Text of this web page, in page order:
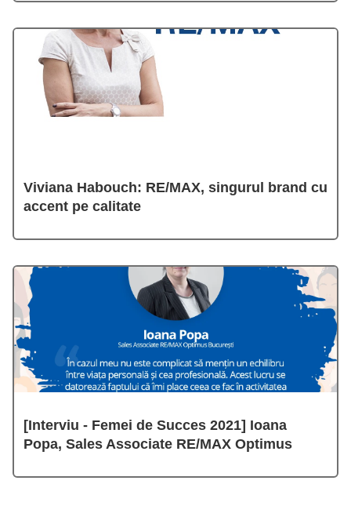
Viviana Habouch: RE/MAX, singurul brand cu
accent pe calitate
[Interviu - Femei de Succes 2021] Ioana
Popa, Sales Associate RE/MAX Optimus